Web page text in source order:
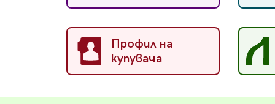
Профил на
купувача